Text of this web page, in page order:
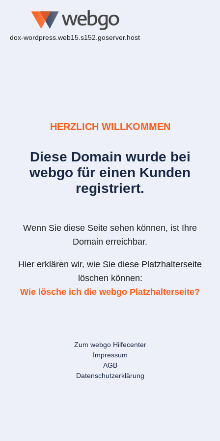
dox-wordpress.web15.s152.goserver.host
HERZLICH WILLKOMMEN
Diese Domain wurde bei
webgo für einen Kunden
registriert.
Wenn Sie diese Seite sehen können, ist Ihre
Domain erreichbar.
Hier erklären wir, wie Sie diese Platzhalterseite
löschen können:
Wie lösche ich die webgo Platzhalterseite?
Zum webgo Hilfecenter
Impressum
AGB
Datenschutzerklärung